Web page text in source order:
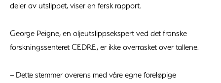
deler av utslippet, viser en fersk rapport.
George Peigne, en oljeutslippsekspert ved det franske
forskningssenteret CEDRE, er ikke overrasket over tallene.
– Dette stemmer overens med våre egne foreløpige